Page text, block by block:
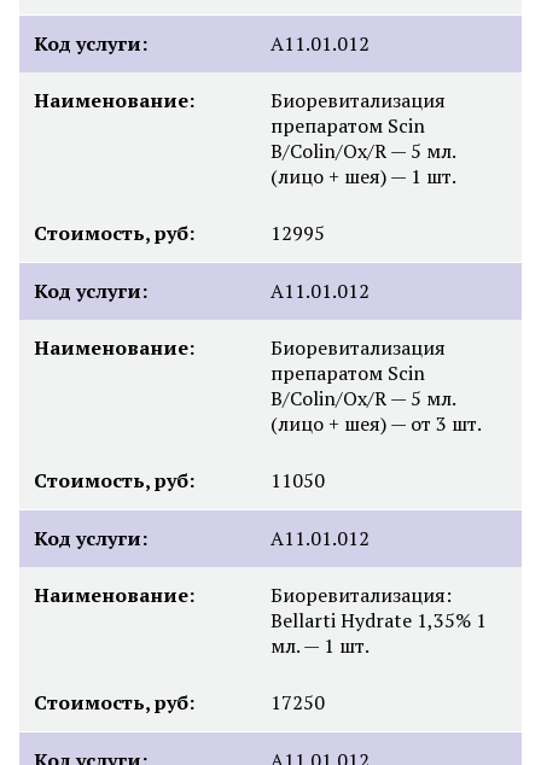
Код услуги: A11.01.012
Наименование:
Биоревитализация
препаратом Scin
B/Colin/Ox/R — 5 мл.
(лицо + шея) — 1 шт.
Стоимость, руб: 12995
Код услуги: A11.01.012
Наименование:
Биоревитализация
препаратом Scin
B/Colin/Ox/R — 5 мл.
(лицо + шея) — от 3 шт.
Стоимость, руб: 11050
Код услуги: A11.01.012
Наименование:
Биоревитализация:
Bellarti Hydrate 1,35% 1
мл. — 1 шт.
Стоимость, руб: 17250
Код услуги: A11.01.012